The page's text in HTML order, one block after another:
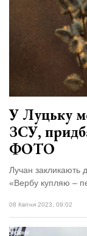
У Луцьку
ЗСУ,
ФОТО
Лучан закликають
«Вербу купляю –
08 Квітня 2023, 09:02